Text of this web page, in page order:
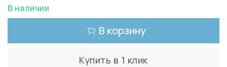
В наличии
В корзину
Купить в 1 клик